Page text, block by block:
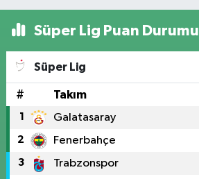
Süper Lig Puan Durumu
Süper Lig
# Takım
1 Galatasaray
2 Fenerbahçe
3 Trabzonspor